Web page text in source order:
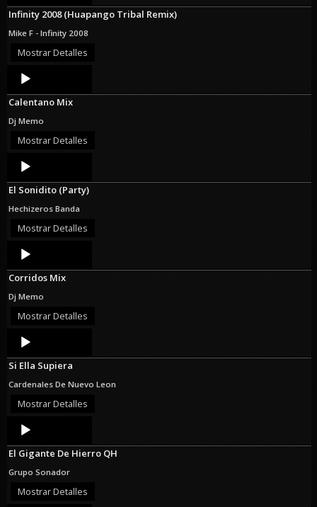
Infinity 2008 (Huapango Tribal Remix)
Mike F - Infinity 2008
Mostrar Detalles
Audio
Player
Calentano Mix
Dj Memo
Mostrar Detalles
Audio
Player
El Sonidito (Party)
Hechizeros Banda
Mostrar Detalles
Audio
Player
Corridos Mix
Dj Memo
Mostrar Detalles
Audio
Player
Si Ella Supiera
Cardenales De Nuevo Leon
Mostrar Detalles
Audio
Player
El Gigante De Hierro QH
Grupo Sonador
Mostrar Detalles